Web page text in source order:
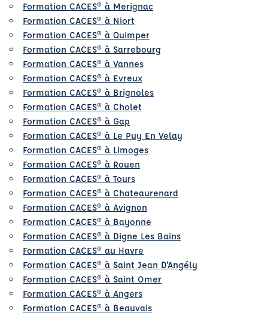
Formation CACES® à Merignac
Formation CACES® à Niort
Formation CACES® à Quimper
Formation CACES® à Sarrebourg
Formation CACES® à Vannes
Formation CACES® à Evreux
Formation CACES® à Brignoles
Formation CACES® à Cholet
Formation CACES® à Gap
Formation CACES® à Le Puy En Velay
Formation CACES® à Limoges
Formation CACES® à Rouen
Formation CACES® à Tours
Formation CACES® à Chateaurenard
Formation CACES® à Avignon
Formation CACES® à Bayonne
Formation CACES® à Digne Les Bains
Formation CACES® au Havre
Formation CACES® à Saint Jean D'Angély
Formation CACES® à Saint Omer
Formation CACES® à Angers
Formation CACES® à Beauvais